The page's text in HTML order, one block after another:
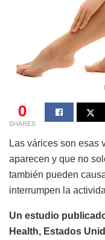
0
SHARES
Las várices son esas
aparecen y que no
también pueden
interrumpen la
Un estudio
Health, Estados